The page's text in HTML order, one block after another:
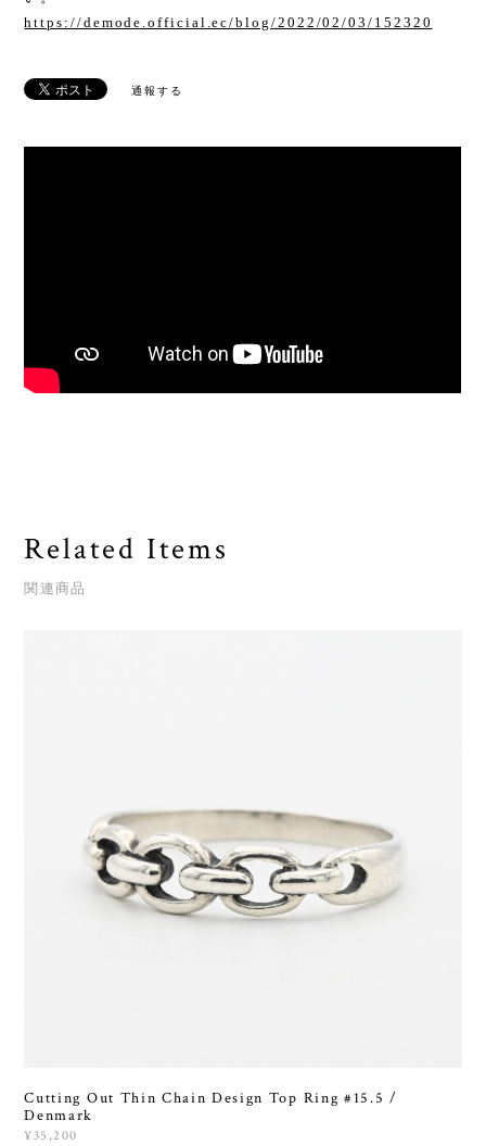
https://demode.official.ec/blog/2022/02/03/152320
通報する
Related Items
関連商品
Cutting Out Thin Chain Design Top Ring #15.5 /
Denmark
¥35,200